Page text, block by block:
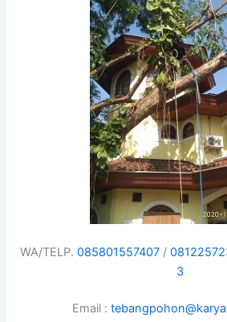
WA/TELP. 085801557407/
3
Email :